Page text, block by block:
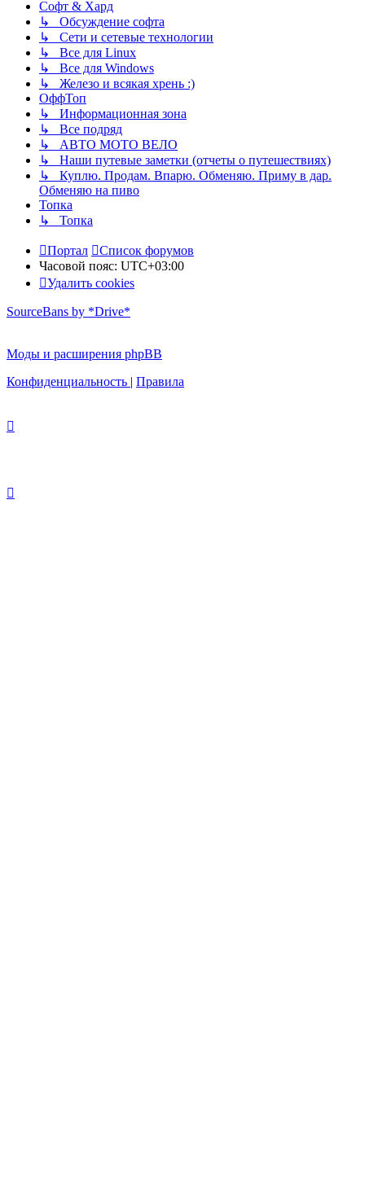
Софт & Хард
↳ Обсуждение софта
↳ Сети и сетевые технологии
↳ Все для Linux
↳ Все для Windows
↳ Железо и всякая хрень :)
ОффТоп
↳ Информационная зона
↳ Все подряд
↳ АВТО МОТО ВЕЛО
↳ Наши путевые заметки (отчеты о путешествиях)
↳ Куплю. Продам. Впарю. Обменяю. Приму в дар.
Обменяю на пиво
Топка
↳ Топка
Портал
Список форумов
Часовой пояс: UTC+03:00
Удалить cookies
SourceBans by *Drive*
Моды и расширения phpBB
Конфиденциальность | Правила